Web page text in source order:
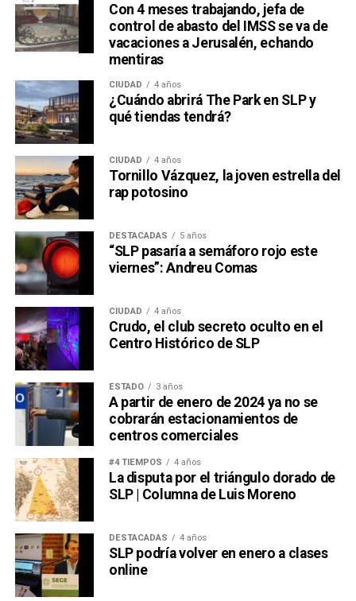
Con 4 meses trabajando, jefa de
control de abasto del IMSS se va de
vacaciones a Jerusalén, echando
mentiras
CIUDAD 4 años
¿Cuándo abrirá The Park en SLP y
qué tiendas tendrá?
CIUDAD 4 años
Tornillo Vázquez, la joven estrella del
rap potosino
DESTACADAS 5 años
“SLP pasaría a semáforo rojo este
viernes”: Andreu Comas
CIUDAD 4 años
Crudo, el club secreto oculto en el
Centro Histórico de SLP
ESTADO 3 años
A partir de enero de 2024 ya no se
cobrarán estacionamientos de
centros comerciales
#4 TIEMPOS 4 años
La disputa por el triángulo dorado de
SLP | Columna de Luis Moreno
DESTACADAS 4 años
SLP podría volver en enero a clases
online